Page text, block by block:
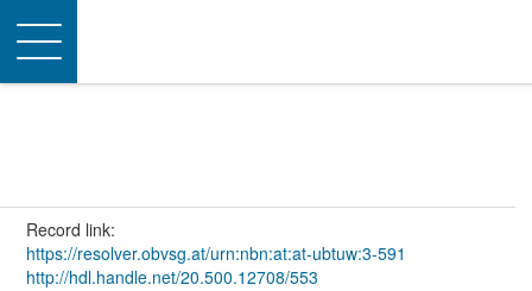
Toggle
navigation
Record link:
https://resolver.obvsg.at/urn:nbn:at:at-ubtuw:3-591
http://hdl.handle.net/20.500.12708/553